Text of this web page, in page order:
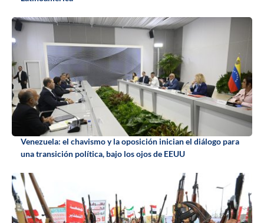
Venezuela: el chavismo y la oposición inician el diálogo para
una transición política, bajo los ojos de EEUU